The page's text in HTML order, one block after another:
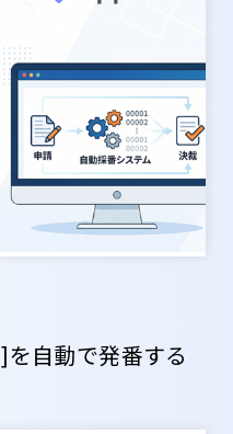
自動で発番する